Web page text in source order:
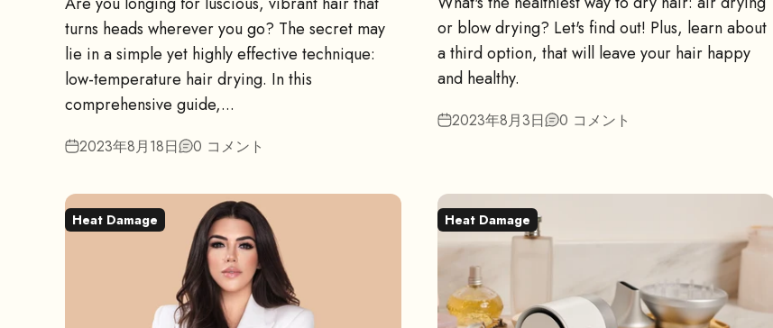
turns heads wherever you go? The secret may
lie in a simple yet highly effective technique:
low-temperature hair drying. In this
comprehensive guide,...
2023年8月18日 0 コメント
or blow drying? Let's find out! Plus, learn about
a third option, that will leave your hair happy
and healthy.
2023年8月3日 0 コメント
Heat Damage Heat Damage